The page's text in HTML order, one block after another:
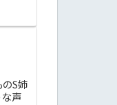
S姉
声